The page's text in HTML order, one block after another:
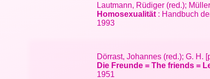
Lautmann, Rüdiger (red.);
Homosexualität : Handbuch
1993
Dörrast, Johannes (red.); G. H.
Die Freunde = The friends =
1951